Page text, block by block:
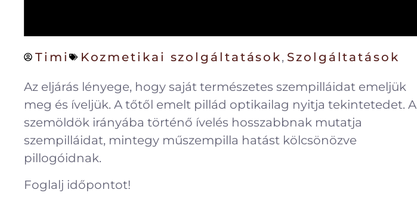
Timi Kozmetikai szolgáltatások, Szolgáltatások
Az eljárás lényege, hogy saját természetes szempilláidat emeljük
meg és íveljük. A tőtől emelt pillád optikailag nyitja tekintetedet. A
szemöldök irányába történő ívelés hosszabbnak mutatja
szempilláidat, mintegy műszempilla hatást kölcsönözve
pillogóidnak.
Foglalj időpontot!